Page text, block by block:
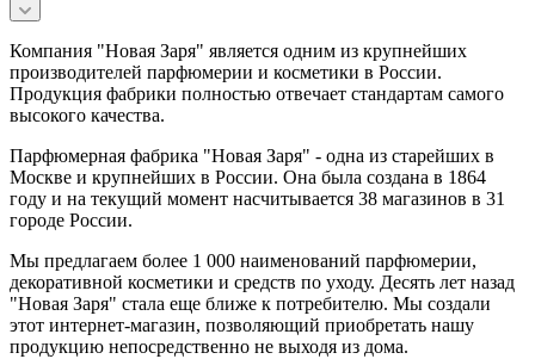
Компания "Новая Заря" является одним из крупнейших
производителей парфюмерии и косметики в России.
Продукция фабрики полностью отвечает стандартам самого
высокого качества.
Парфюмерная фабрика "Новая Заря" - одна из старейших в
Москве и крупнейших в России. Она была создана в 1864
году и на текущий момент насчитывается 38 магазинов в 31
городе России.
Мы предлагаем более 1 000 наименований парфюмерии,
декоративной косметики и средств по уходу. Десять лет назад
"Новая Заря" стала еще ближе к потребителю. Мы создали
этот интернет-магазин, позволяющий приобретать нашу
продукцию непосредственно не выходя из дома.